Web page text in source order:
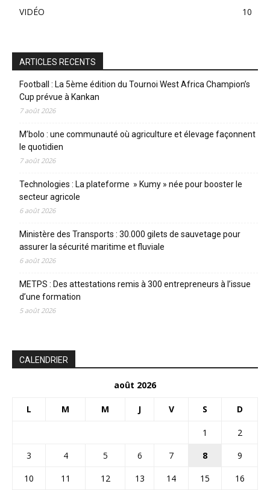
VIDÉO
10
ARTICLES RECENTS
Football : La 5ème édition du Tournoi West Africa Champion’s
Cup prévue à Kankan
7 août 2026
M’bolo : une communauté où agriculture et élevage façonnent
le quotidien
7 août 2026
Technologies : La plateforme » Kumy » née pour booster le
secteur agricole
6 août 2026
Ministère des Transports : 30.000 gilets de sauvetage pour
assurer la sécurité maritime et fluviale
6 août 2026
METPS : Des attestations remis à 300 entrepreneurs à l’issue
d’une formation
5 août 2026
CALENDRIER
août 2026
L M M J V S D
1
2
3
4 5 6 7 8
9
10
11 12 13 14 15
16